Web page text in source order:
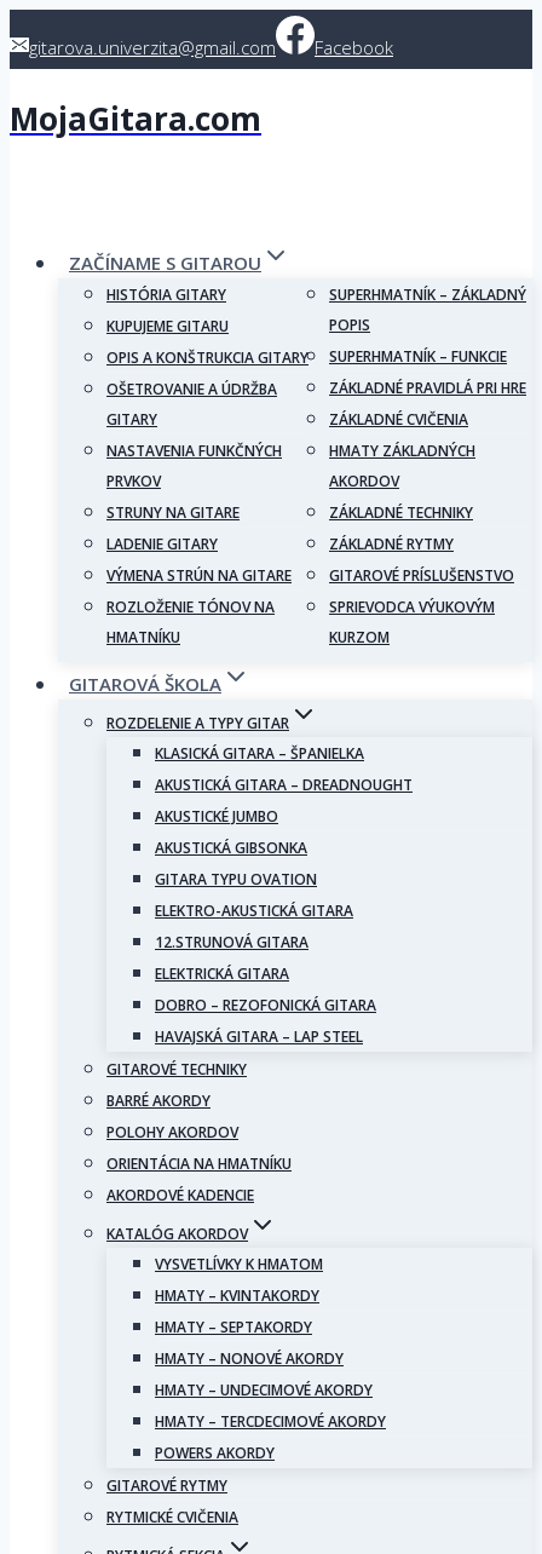
togitarova.univerzita@gmail.com Facebook
MojaGitara.com
ZAČÍNAME S GITAROU
HISTÓRIA GITARY
KUPUJEME GITARU
OPIS A KONŠTRUKCIA GITARY
OŠETROVANIE A ÚDRŽBA
GITARY
NASTAVENIA FUNKČNÝCH
PRVKOV
STRUNY NA GITARE
LADENIE GITARY
VÝMENA STRÚN NA GITARE
ROZLOŽENIE TÓNOV NA
HMATNÍKU
SUPERHMATNÍK – ZÁKLADNÝ
POPIS
SUPERHMATNÍK – FUNKCIE
ZÁKLADNÉ PRAVIDLÁ PRI HRE
ZÁKLADNÉ CVIČENIA
HMATY ZÁKLADNÝCH
AKORDOV
ZÁKLADNÉ TECHNIKY
ZÁKLADNÉ RYTMY
GITAROVÉ PRÍSLUŠENSTVO
SPRIEVODCA VÝUKOVÝM
KURZOM
GITAROVÁ ŠKOLA
ROZDELENIE A TYPY GITAR
KLASICKÁ GITARA – ŠPANIELKA
AKUSTICKÁ GITARA – DREADNOUGHT
AKUSTICKÉ JUMBO
AKUSTICKÁ GIBSONKA
GITARA TYPU OVATION
ELEKTRO-AKUSTICKÁ GITARA
12.STRUNOVÁ GITARA
ELEKTRICKÁ GITARA
DOBRO – REZOFONICKÁ GITARA
HAVAJSKÁ GITARA – LAP STEEL
GITAROVÉ TECHNIKY
BARRÉ AKORDY
POLOHY AKORDOV
ORIENTÁCIA NA HMATNÍKU
AKORDOVÉ KADENCIE
KATALÓG AKORDOV
VYSVETLÍVKY K HMATOM
HMATY – KVINTAKORDY
HMATY – SEPTAKORDY
HMATY – NONOVÉ AKORDY
HMATY – UNDECIMOVÉ AKORDY
HMATY – TERCDECIMOVÉ AKORDY
POWERS AKORDY
GITAROVÉ RYTMY
RYTMICKÉ CVIČENIA